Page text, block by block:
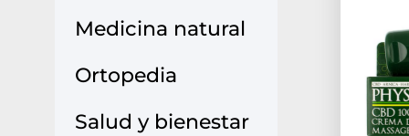
Medicina natural
Ortopedia
Salud y bienestar